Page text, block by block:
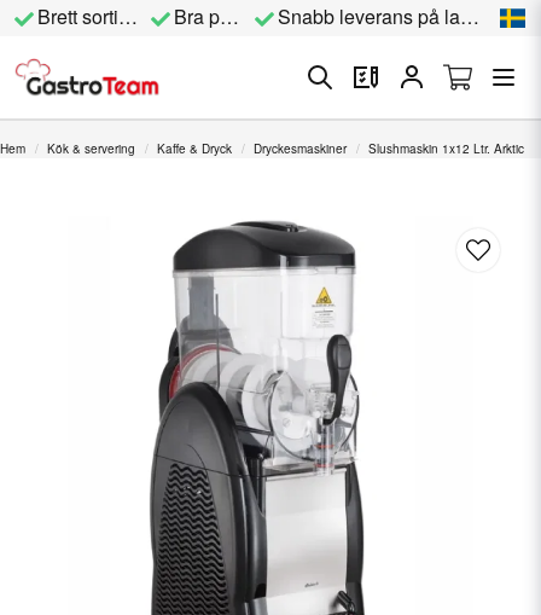
Brett sortiment Bra priser Snabb leverans på lagervara
Hem Kök & servering Kaffe & Dryck Dryckesmaskiner Slushmaskin 1x12 Ltr. Arktic